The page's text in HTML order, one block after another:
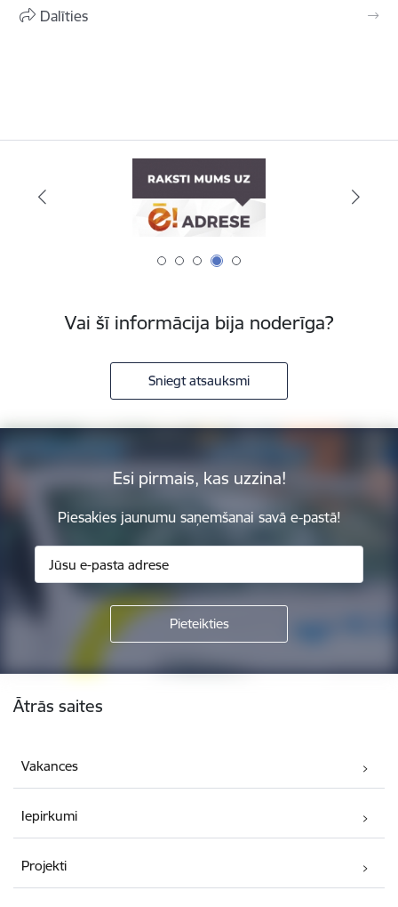
Dalīties
Vai šī informācija bija noderīga?
Sniegt atsauksmi
Esi pirmais, kas uzzina!
Piesakies jaunumu saņemšanai savā e-pastā!
Ātrās saites
Vakances
Iepirkumi
Projekti